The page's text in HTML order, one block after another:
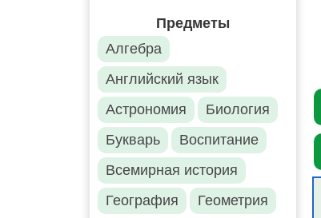
Предметы
Алгебра
Английский язык
Астрономия
Биология
Букварь
Воспитание
Всемирная история
География
Геометрия